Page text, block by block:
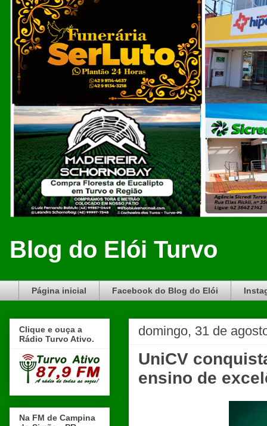
Blog do Elói Turvo
Página inicial Facebook do Blog do Elói
domingo, 31 de
UniCV
ensino de
Clique e ouça a
Rádio Turvo Ativo.
Na FM de Campina